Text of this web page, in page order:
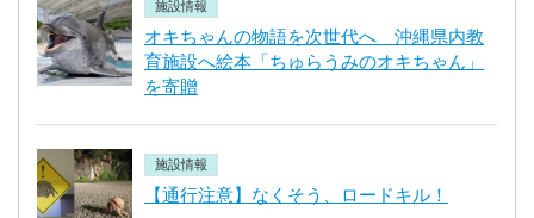
施設情報
オキちゃんの物語を次世代へ 沖縄県内教
育施設へ絵本「ちゅらうみのオキちゃん」
を寄贈
施設情報
【通行注意】なくそう、ロードキル！